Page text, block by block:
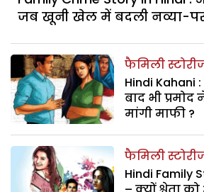
जब खूनी खेल में बदली नव्या-
फैमिली
Hindi
बाद भी
मांगी माफी ?
फैमिली
Hindi Family